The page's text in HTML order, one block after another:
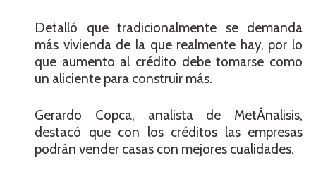
Detalló que tradicionalmente se demanda
más vivienda de la que realmente hay, por lo
que aumento al crédito debe tomarse como
un aliciente para construir más.
Gerardo Copca, analista de MetÁnalisis,
destacó que con los créditos las empresas
podrán vender casas con mejores cualidades.